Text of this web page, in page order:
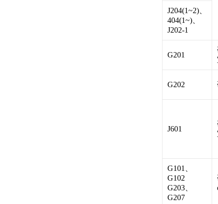
J204(1~2)、
404(1~)、
J202-1
G201
G202
J601
G101、
G102
G203、
G207